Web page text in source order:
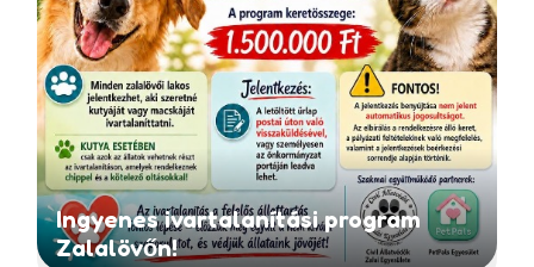
Ingyenes ivartalanítási program
Zalalövőn!